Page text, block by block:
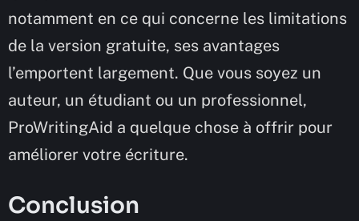
notamment en ce qui concerne les limitations
de la version gratuite, ses avantages
l’emportent largement. Que vous soyez un
auteur, un étudiant ou un professionnel,
ProWritingAid a quelque chose à offrir pour
améliorer votre écriture.
Conclusion